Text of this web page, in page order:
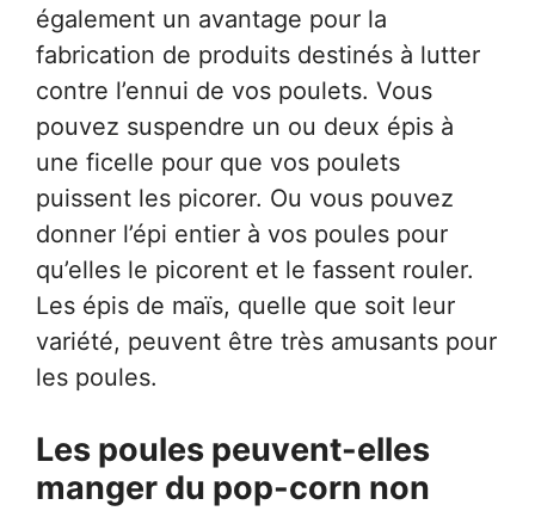
également un avantage pour la
fabrication de produits destinés à lutter
contre l’ennui de vos poulets. Vous
pouvez suspendre un ou deux épis à
une ficelle pour que vos poulets
puissent les picorer. Ou vous pouvez
donner l’épi entier à vos poules pour
qu’elles le picorent et le fassent rouler.
Les épis de maïs, quelle que soit leur
variété, peuvent être très amusants pour
les poules.
Les poules peuvent-elles
manger du pop-corn non